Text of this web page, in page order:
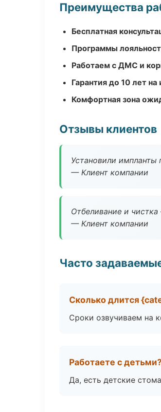
Преимущества
Бесплатная
Программы
Работаем с ДМС и
Гарантия до 10 лет
Комфортная зона
Отзывы клиентов
Установили импланты
— Клиент компании
Отбеливание и
— Клиент компании
Часто
Сколько длится
Сроки озвучиваем на
Работаете с детьми?
Да, есть детские